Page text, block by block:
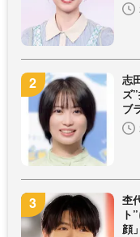
志
ズ
ブ
杢
ト
顔